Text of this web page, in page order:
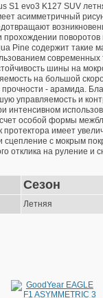
S1 evo3 K127 SUV
асимметричный
прохождении
Pine содержит такие
современных
шины на
на большой
- арамида.
управляемость и
интенсивном
особой формы
протектора имеет
сцепление с мокрым
отклика на руление и
Сезон
Летняя